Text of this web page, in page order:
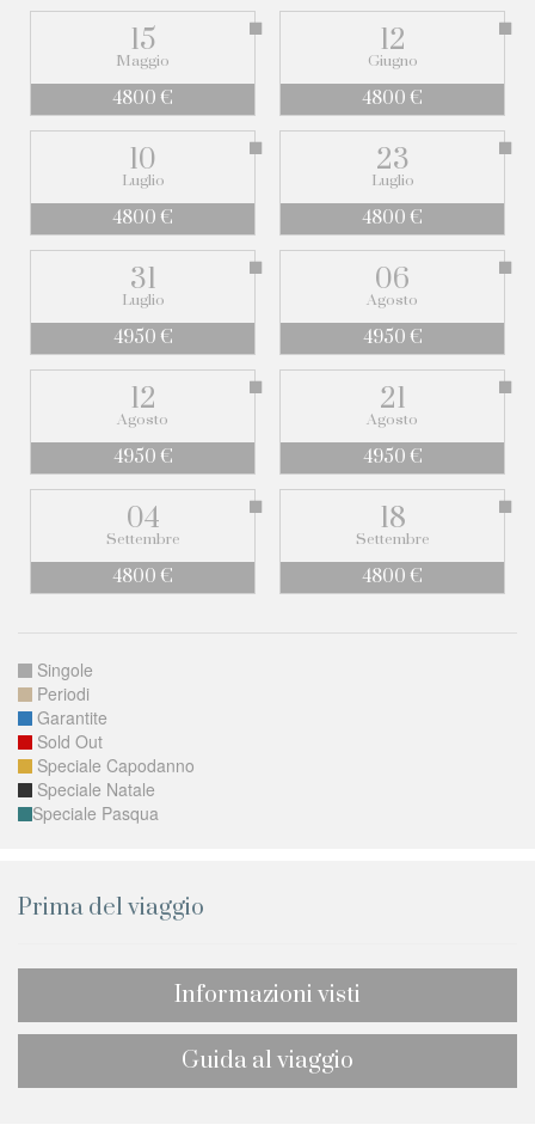
15
Maggio
4800 €
12
Giugno
4800 €
10
Luglio
4800 €
23
Luglio
4800 €
31
Luglio
4950 €
06
Agosto
4950 €
12
Agosto
4950 €
21
Agosto
4950 €
04
Settembre
4800 €
18
Settembre
4800 €
Singole
Periodi
Garantite
Sold Out
Speciale Capodanno
Speciale Natale
Speciale Pasqua
Prima del viaggio
Informazioni visti
Guida al viaggio